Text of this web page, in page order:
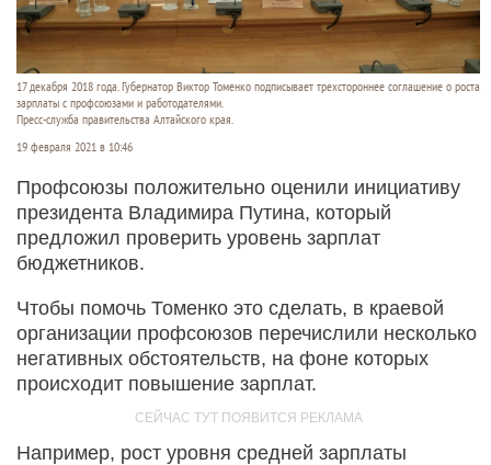
17 декабря 2018 года. Губернатор Виктор Томенко подписывает трехстороннее соглашение о роста
зарплаты с профсоюзами и работодателями.
Пресс-служба правительства Алтайского края.
19 февраля 2021 в 10:46
Профсоюзы положительно оценили инициативу
президента Владимира Путина, который
предложил проверить уровень зарплат
бюджетников.
Чтобы помочь Томенко это сделать, в краевой
организации профсоюзов перечислили несколько
негативных обстоятельств, на фоне которых
происходит повышение зарплат.
Например, рост уровня средней зарплаты